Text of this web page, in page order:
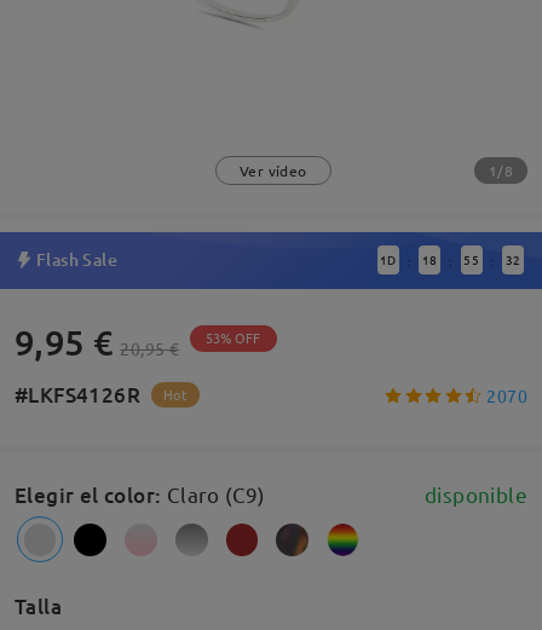
Ver vídeo 1/8
Flash Sale 1 D : 18 : 55 : 31
9,95 € 20,95 € 53% OFF
#LKFS4126R Hot 2070
Elegir el color: Claro (C9) disponible
Talla